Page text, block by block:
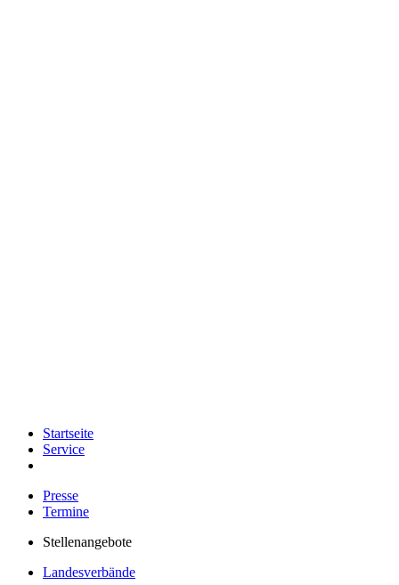
Startseite
Service
Presse
Termine
Stellenangebote
Landesverbände